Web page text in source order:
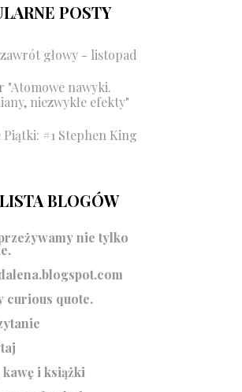
POSTY
głowy - listopad
"Atomowe nawyki.
niezwykłe efekty"
#1 Stephen King
BLOGÓW
nie tylko
curious quote.
i książki